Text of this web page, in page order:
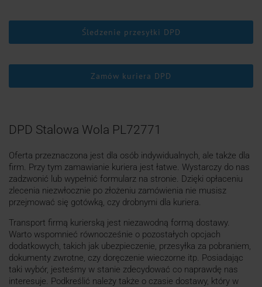
Śledzenie przesyłki DPD
Zamów kuriera DPD
DPD Stalowa Wola PL72771
Oferta przeznaczona jest dla osób indywidualnych, ale także dla
firm. Przy tym zamawianie kuriera jest łatwe. Wystarczy do nas
zadzwonić lub wypełnić formularz na stronie. Dzięki opłaceniu
zlecenia niezwłocznie po złożeniu zamówienia nie musisz
przejmować się gotówką, czy drobnymi dla kuriera.
Transport firmą kurierską jest niezawodną formą dostawy.
Warto wspomnieć równocześnie o pozostałych opcjach
dodatkowych, takich jak ubezpieczenie, przesyłka za pobraniem,
dokumenty zwrotne, czy doręczenie wieczorne itp. Posiadając
taki wybór, jesteśmy w stanie zdecydować co naprawdę nas
interesuje. Podkreślić należy także o czasie dostawy, który w